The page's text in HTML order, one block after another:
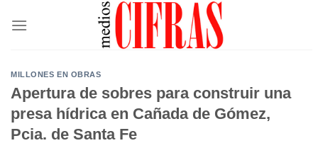
MILLONES EN OBRAS
Apertura de sobres para construir una
presa hídrica en Cañada de Gómez,
Pcia. de Santa Fe